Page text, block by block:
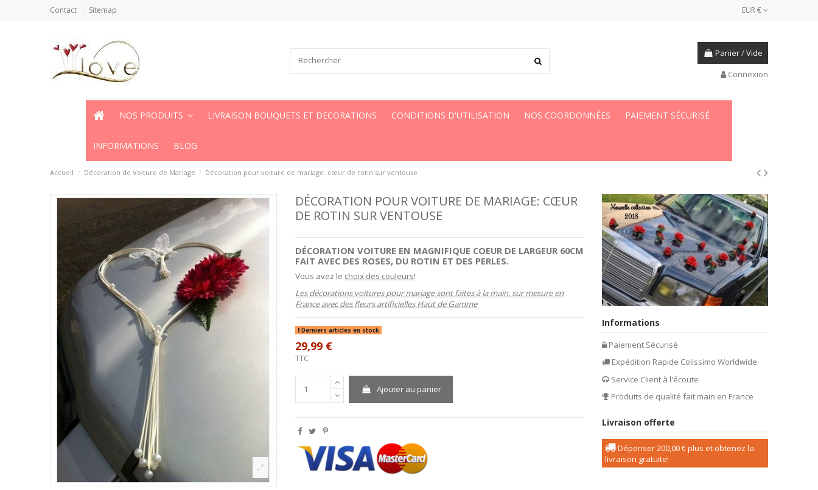
Contact Sitemap EUR €
Panier/Vide
Connexion
NOS PRODUITS LIVRAISON BOUQUETS ET DECORATIONS CONDITIONS D'UTILISATION NOS COORDONNÉES PAIEMENT SÉCURISÉ
INFORMATIONS BLOG
Accueil Décoration de Voiture de Mariage Décoration pour voiture de mariage: cœur de rotin sur ventouse
DÉCORATION POUR VOITURE DE MARIAGE: CŒUR
DE ROTIN SUR VENTOUSE
DÉCORATION VOITURE EN MAGNIFIQUE COEUR DE LARGEUR 60CM
FAIT AVEC DES ROSES, DU ROTIN ET DES PERLES.
Vous avez le choix des couleurs!
Les décorations voitures pour mariage sont faites à la main, sur mesure en
France avec des fleurs artificielles Haut de Gamme
Derniers articles en stock
29,99 €
TTC
Ajouter au panier
Informations
Paiement Sécurisé
Expédition Rapide Colissimo Worldwide
Service Client à l'écoute
Produits de qualité fait main en France
Livraison offerte
Dépenser200,00 €plus et obtenez la
livraison gratuite!